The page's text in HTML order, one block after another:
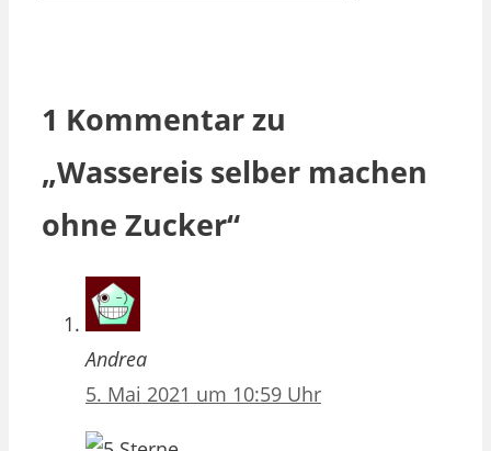
1 Kommentar zu
„Wassereis selber machen
ohne Zucker“
Andrea
5. Mai 2021 um 10:59 Uhr